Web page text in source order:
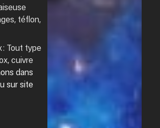
téflon,
: Tout type
cuivre
dans
sur site